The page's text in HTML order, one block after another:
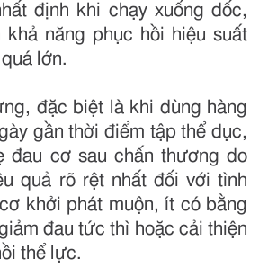
định khi chạy xuống dốc,
năng phục hồi hiệu suất
lớn.
đặc biệt là khi dùng hàng
gần thời điểm tập thể dục,
đau cơ sau chấn thương do
quả rõ rệt nhất đối với tình
khởi phát muộn, ít có bằng
đau tức thì hoặc cải thiện
thể lực.